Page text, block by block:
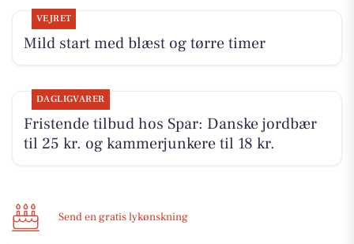
VEJRET
Mild start med blæst og tørre timer
DAGLIGVARER
Fristende tilbud hos Spar: Danske jordbær
til 25 kr. og kammerjunkere til 18 kr.
Send en gratis lykønskning